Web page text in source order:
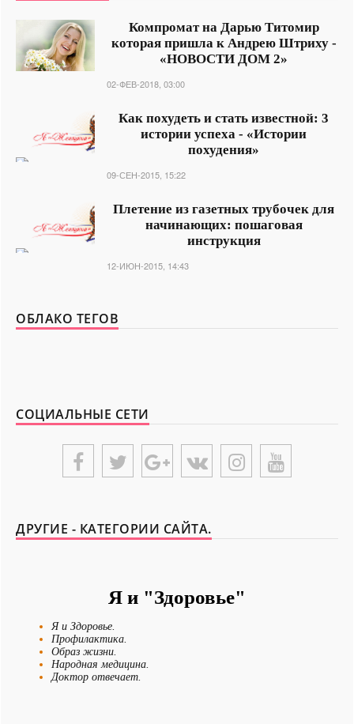
Компромат на Дарью Титомир
которая пришла к Андрею Штриху -
«НОВОСТИ ДОМ 2»
02-ФЕВ-2018, 03:00
Как похудеть и стать известной: 3
истории успеха - «Истории
похудения»
09-СЕН-2015, 15:22
Плетение из газетных трубочек для
начинающих: пошаговая
инструкция
12-ИЮН-2015, 14:43
ОБЛАКО ТЕГОВ
СОЦИАЛЬНЫЕ СЕТИ
ДРУГИЕ - КАТЕГОРИИ САЙТА.
Я и "Здоровье"
Я и Здоровье.
Профилактика.
Образ жизни.
Народная медицина.
Доктор отвечает.